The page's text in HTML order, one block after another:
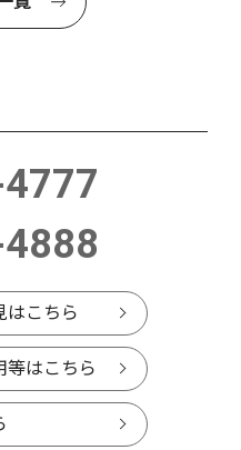
はこちら
等はこちら